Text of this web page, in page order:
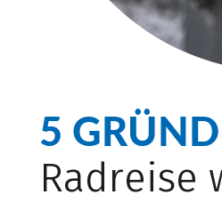
5
Radreise